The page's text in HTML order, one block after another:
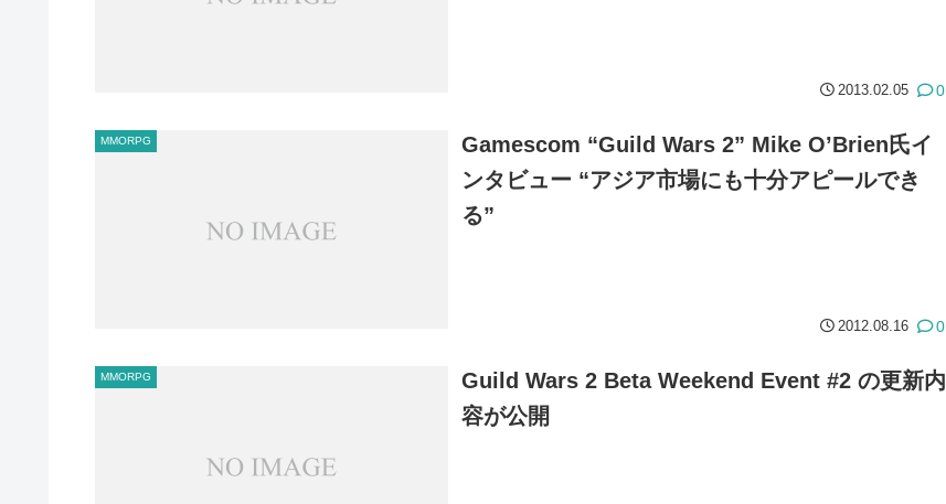
2013.02.05 0
MMORPG
Gamescom “Guild Wars 2” Mike O’Brien氏イ
ンタビュー “アジア市場にも十分アピールでき
る”
2012.08.16 0
MMORPG
Guild Wars 2 Beta Weekend Event #2 の更新内
容が公開